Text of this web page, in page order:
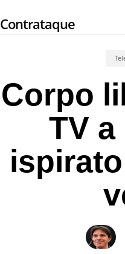
to
Contrataque
Corpo
TV